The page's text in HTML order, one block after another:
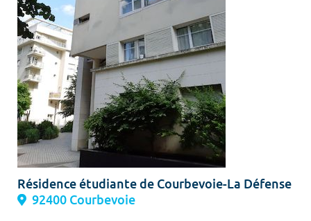
Résidence étudiante de Courbevoie-La Défense
92400 Courbevoie